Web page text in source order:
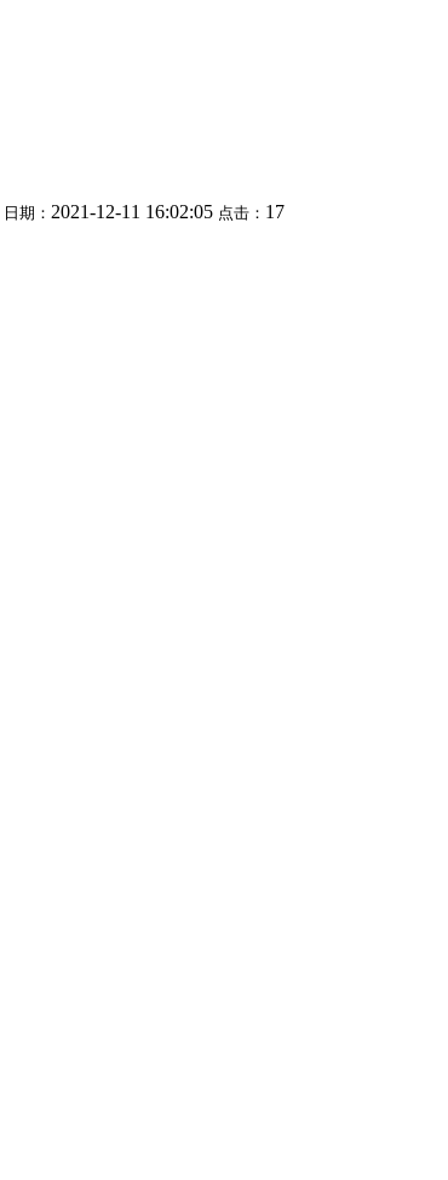
日期： 2021-12-11 16:02:05 点击： 17